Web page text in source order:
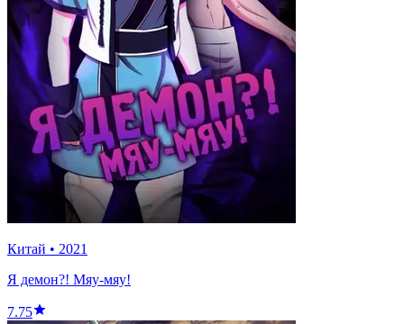
Китай • 2021
Я демон?! Мяу-мяу!
7.75